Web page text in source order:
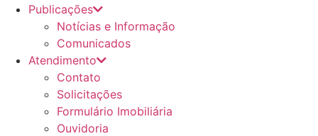
Publicações
Notícias e Informação
Comunicados
Atendimento
Contato
Solicitações
Formulário Imobiliária
Ouvidoria